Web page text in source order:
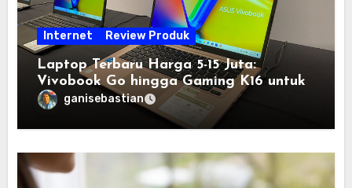
Internet Review Produk
Laptop Terbaru Harga 5-15 Juta:
Vivobook Go hingga Gaming K16 untuk
Semua Budget
ganisebastian